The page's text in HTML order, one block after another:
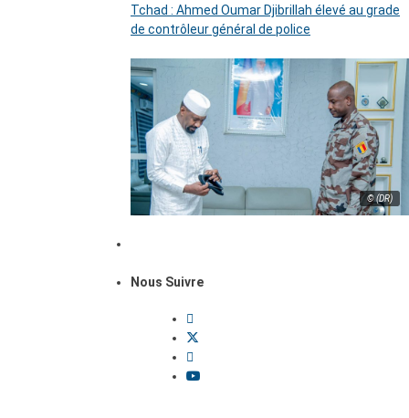
Tchad : Ahmed Oumar Djibrillah élevé au grade
de contrôleur général de police
© (DR)
Nous Suivre